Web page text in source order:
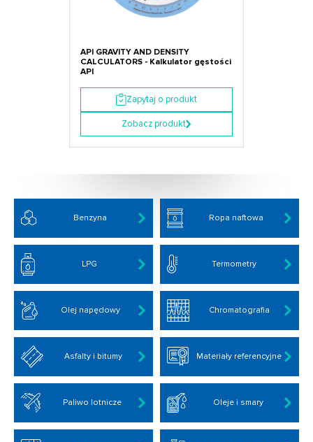
API GRAVITY AND DENSITY
CALCULATORS - Kalkulator gęstości
API
Zapytaj o produkt
Zobacz produkt
Benzyna Ropa naftowa
LPG Termometry
Olej napędowy Chromatografia
Asfalty i bitumy Materiały referencyjne
Paliwo lotnicze Oleje i smary